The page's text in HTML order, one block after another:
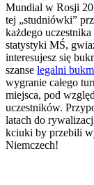
Mundial w Rosji
tej „studniówki”
każdego
statystyki MŚ,
interesujesz się
szanse legalni
wygranie całego
miejsca, pod
uczestników.
latach do
kciuki by przebili
Niemczech!